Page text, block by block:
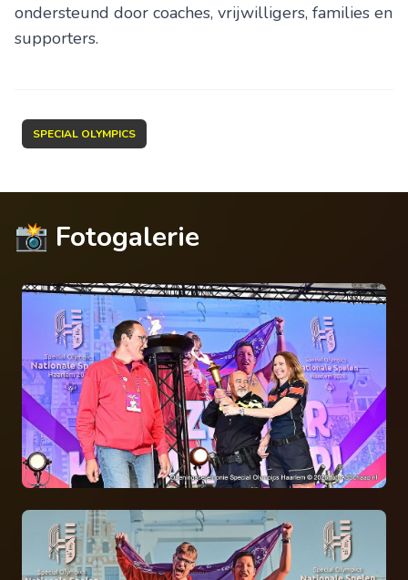
ondersteund door coaches, vrijwilligers, families en
supporters.
SPECIAL OLYMPICS
📸 Fotogalerie